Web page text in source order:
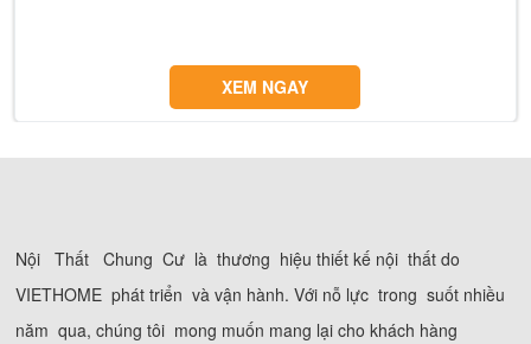
XEM NGAY
Nội Thất Chung Cư là thương hiệu thiết kế nội thất do
VIETHOME phát triển và vận hành. Với nỗ lực trong suốt nhiều
năm qua, chúng tôi mong muốn mang lại cho khách hàng